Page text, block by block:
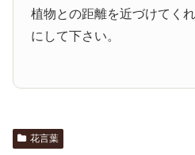
植物との距離を近づけてく
にして下さい。
花言葉